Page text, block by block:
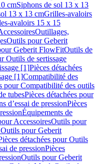
cmSiphons de sol 13 x 13
13 x 13 cmGrilles-avaloirs
avaloirs 15 x 15
Outillages,
Outils pour Geberit
Geberit FlowFitOutils de
Outils de sertissage
[1]Pièces détachées
[1]Compatibilité des
pour Compatibilité des outils
tubesPièces détachées pour
d’essai de pressionPièces
Équipements de
AccessoiresOutils pour
Outils pour Geberit
détachées pour Outils
de pressionPièces
Outils pour Geberit